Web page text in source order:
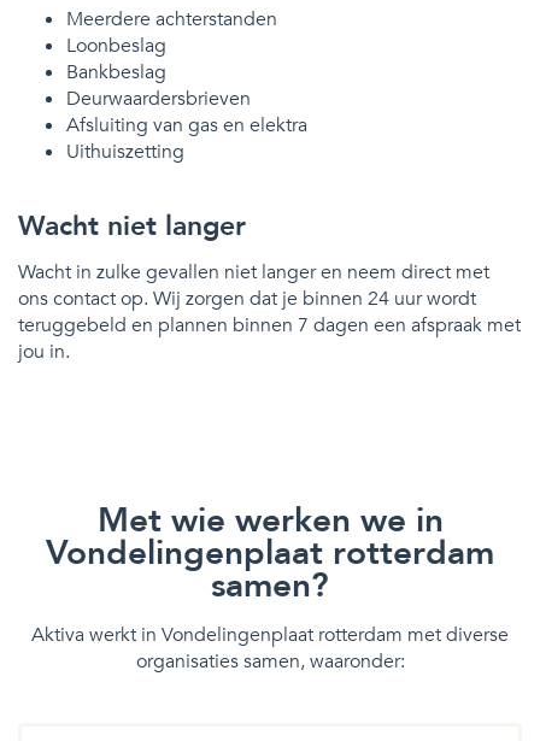
Meerdere achterstanden
Loonbeslag
Bankbeslag
Deurwaardersbrieven
Afsluiting van gas en elektra
Uithuiszetting
Wacht niet langer
Wacht in zulke gevallen niet langer en neem direct met
ons contact op. Wij zorgen dat je binnen 24 uur wordt
teruggebeld en plannen binnen 7 dagen een afspraak met
jou in.
Met wie werken we in
Vondelingenplaat rotterdam
samen?
Aktiva werkt in Vondelingenplaat rotterdam met diverse
organisaties samen, waaronder: